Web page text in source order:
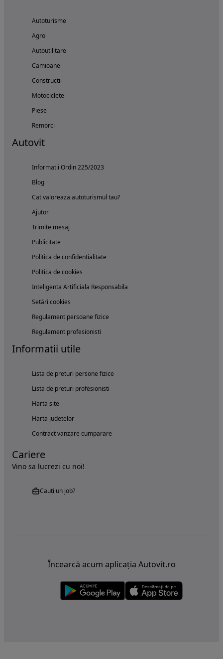
Autoturisme
Agro
Autoutilitare
Camioane
Constructii
Motociclete
Piese
Remorci
Autovit
Informatii Ordin 225/2023
Blog
Cat valoreaza autoturismul tau?
Ajutor
Trimite mesaj
Publicitate
Politica de confidentialitate
Politica de cookies
Inteligenta Artificiala Responsabila
Setări cookies
Regulament persoane fizice
Regulament profesionisti
Informatii utile
Lista de preturi persone fizice
Lista de preturi profesionisti
Harta site
Harta judetelor
Contract vanzare cumparare
Cariere
Vino sa lucrezi cu noi!
Cauți un job?
Încearcă acum aplicația Autovit.ro